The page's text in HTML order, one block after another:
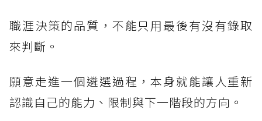
職涯決策的品質，不能只用最後有沒有錄取
來判斷。
願意走進一個遴選過程，本身就能讓人重新
認識自己的能力、限制與下一階段的方向。